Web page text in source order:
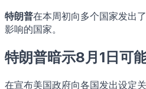
特朗普在本周初向多个国家发出
影响的国家。
特朗普暗示8月1日可
在宣布美国政府向各国发出设定